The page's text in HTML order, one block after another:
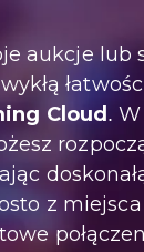
aukcje lub
Cloud .
z